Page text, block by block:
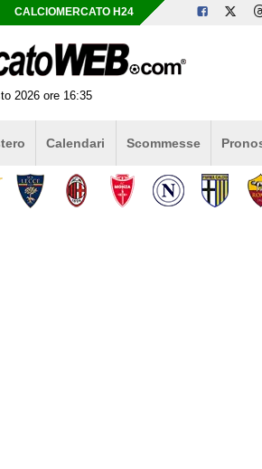
CALCIOMERCATO H24
2026 ore 16:35
Calendari Scommesse